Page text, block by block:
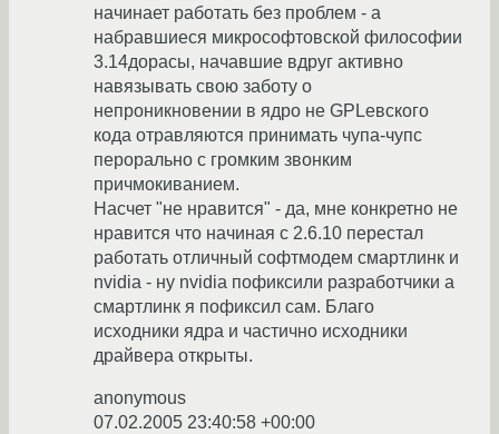
начинает работать без проблем - а
набравшиеся микрософтовской философии
3.14дорасы, начавшие вдруг активно
навязывать свою заботу о
непроникновении в ядро не GPLевского
кода отравляются принимать чупа-чупс
перорально с громким звонким
причмокиванием.
Насчет "не нравится" - да, мне конкретно не
нравится что начиная с 2.6.10 перестал
работать отличный софтмодем смартлинк и
nvidia - ну nvidia пофиксили разработчики а
смартлинк я пофиксил сам. Благо
исходники ядра и частично исходники
драйвера открыты.
anonymous
07.02.2005 23:40:58 +00:00